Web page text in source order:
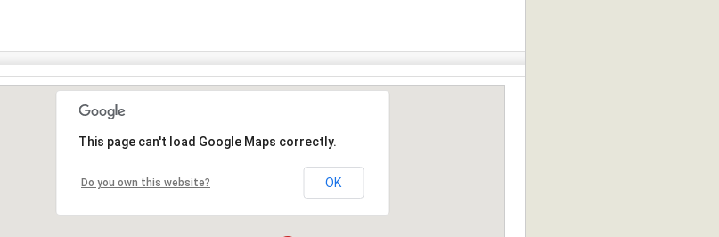
This page can't load Google Maps correctly.
Do you own this website? OK